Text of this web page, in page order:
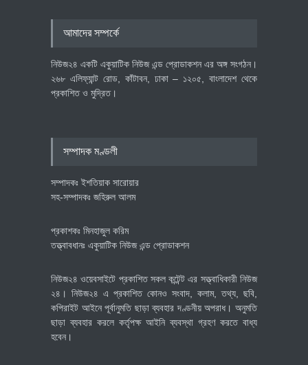
আমাদের সম্পর্কে
নিউজ২৪ একটি একুয়াটিক নিউজ এন্ড প্রোডাকশন এর অঙ্গ সংগঠন।
২৬৮ এলিফ্যান্ট রোড, কাঁটাবন, ঢাকা – ১২০৫, বাংলাদেশ থেকে
প্রকাশিত ও মুদ্রিত।
সম্পাদক মণ্ডলী
সম্পাদকঃ ইশতিয়াক সারোয়ার
সহ-সম্পাদকঃ জহিরুল আলম
প্রকাশকঃ মিনহাজুল করিম
তত্ত্বাবধানঃ একুয়াটিক নিউজ এন্ড প্রোডাকশন
নিউজ২৪ ওয়েবসাইটে প্রকাশিত সকল কন্টেন্ট এর সত্ত্বাধিকারী নিউজ
২৪। নিউজ২৪ এ প্রকাশিত কোনও সংবাদ, কলাম, তথ্য, ছবি,
কপিরাইট আইনে পূর্বানুমতি ছাড়া ব্যবহার দণ্ডনীয় অপরাধ। অনুমতি
ছাড়া ব্যবহার করলে কর্তৃপক্ষ আইনি ব্যবস্থা গ্রহণ করতে বাধ্য
হবেন।